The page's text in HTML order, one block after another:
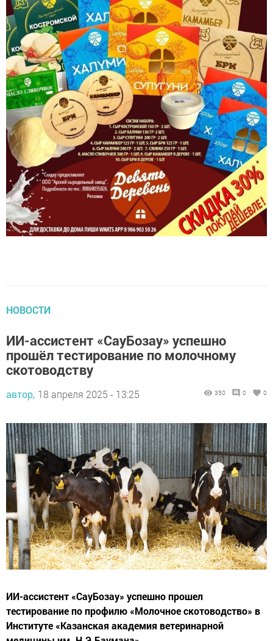
прошёл тестирование по молочному
скотоводству
тестирование по профилю «Молочное скотоводство» в
Институте «Казанская академия ветеринарной
медицины им. Н.Э.Баумана».